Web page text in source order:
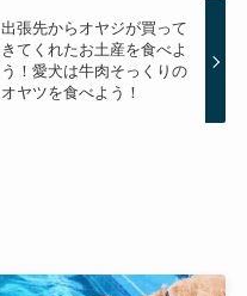
出張先からオヤジが買って
きてくれたお土産を食べよ
う！愛犬は牛肉そっくりの
オヤツを食べよう！